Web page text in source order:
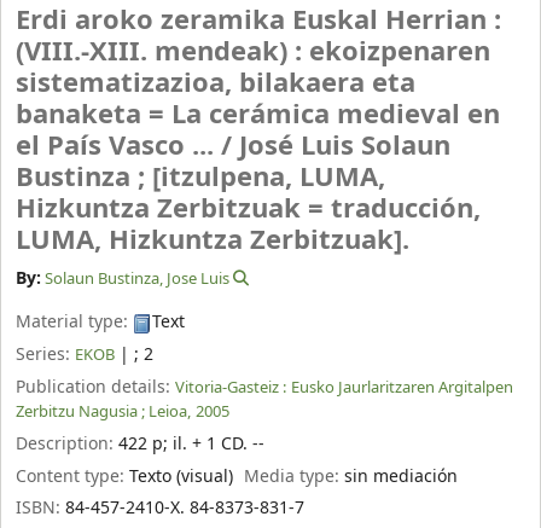
Erdi aroko zeramika Euskal Herrian :
(VIII.-XIII. mendeak) : ekoizpenaren
sistematizazioa, bilakaera eta
banaketa = La cerámica medieval en
el País Vasco ... / José Luis Solaun
Bustinza ; [itzulpena, LUMA,
Hizkuntza Zerbitzuak = traducción,
LUMA, Hizkuntza Zerbitzuak].
By: Solaun Bustinza, Jose Luis
Material type:
Text
Series: EKOB | ; 2
Publication details: Vitoria-Gasteiz : Eusko Jaurlaritzaren Argitalpen
Zerbitzu Nagusia ; Leioa, 2005
Description: 422 p; il. + 1 CD. --
Content type: Texto (visual) Media type:sin mediación
ISBN: 84-457-2410-X. 84-8373-831-7